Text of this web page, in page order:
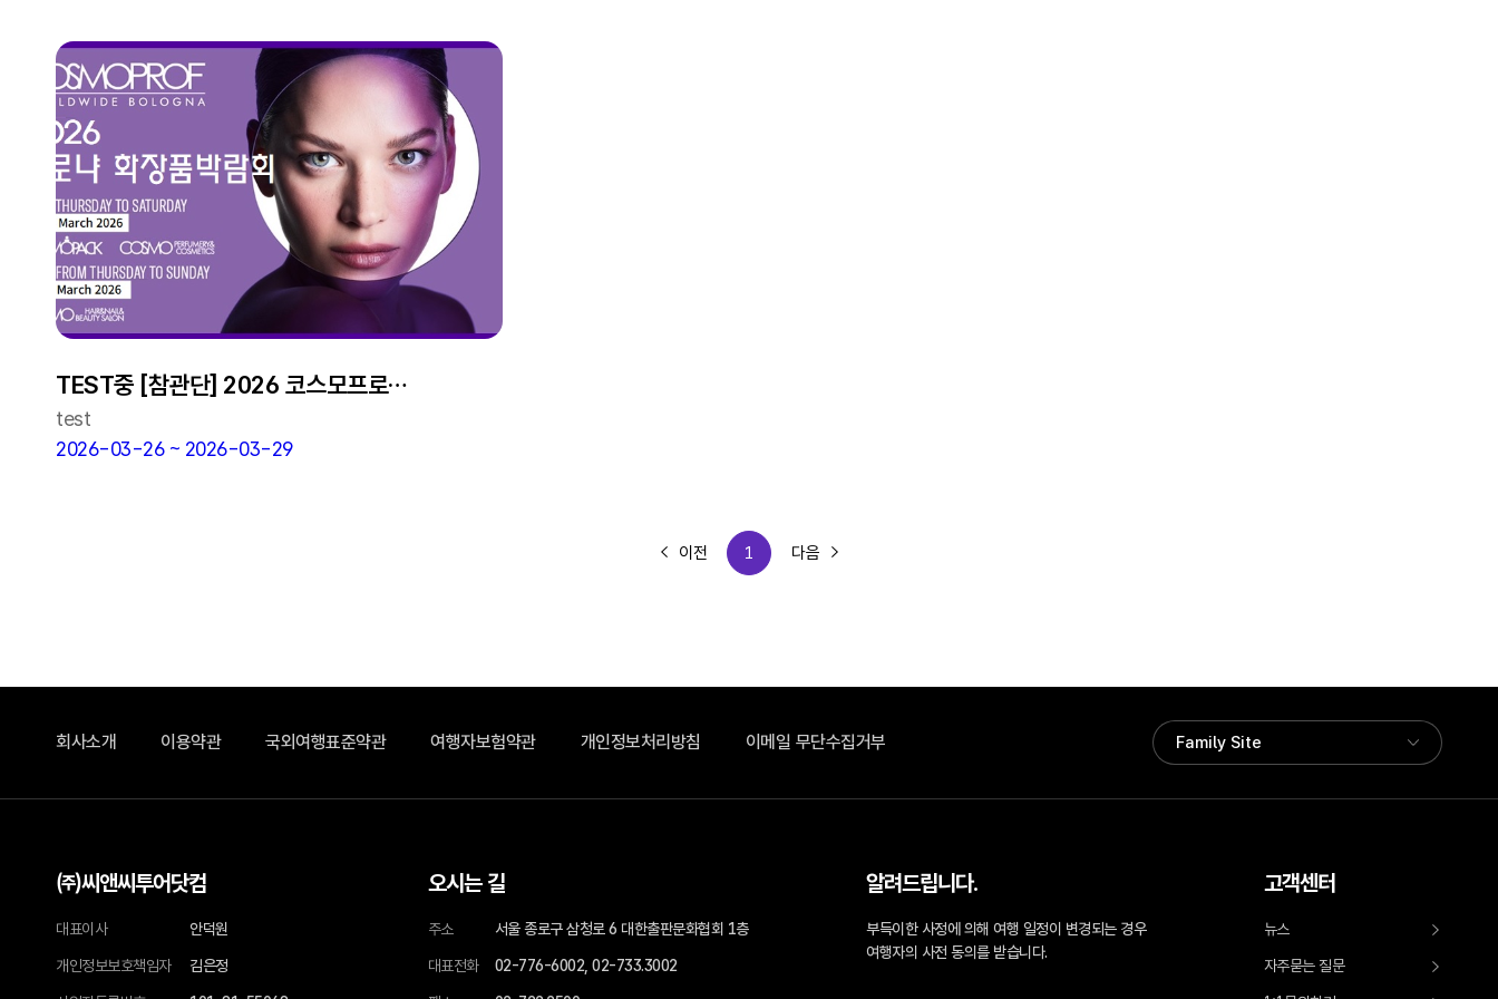
TEST중 [참관단] 2026 코스모프로프
볼로냐
test
2026-03-26 ~ 2026-03-29
이전 1 다음
회사소개 이용약관 국외여행표준약관 여행자보험약관 개인정보처리방침 이메일 무단수집거부
㈜씨앤씨투어닷컴
대표이사 안덕원
개인정보보호책임자 김은정
오시는 길
주소 서울 종로구 삼청로 6 대한출판문화협회 1층
대표전화 02-776-6002, 02-733.3002
알려드립니다.
부득이한 사정에 의해 여행 일정이 변경되는 경우
여행자의 사전 동의를 받습니다.
고객센터
뉴스
자주묻는 질문